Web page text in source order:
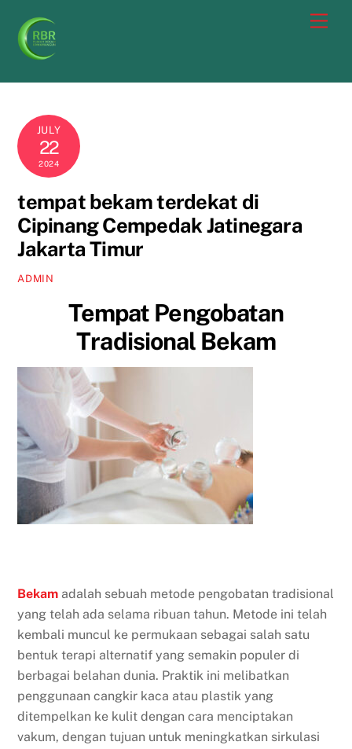
content
JULY
22
2024
tempat bekam terdekat di
Cipinang Cempedak Jatinegara
Jakarta Timur
ADMIN
Tempat Pengobatan
Tradisional Bekam
Bekam adalah sebuah metode pengobatan tradisional
yang telah ada selama ribuan tahun. Metode ini telah
kembali muncul ke permukaan sebagai salah satu
bentuk terapi alternatif yang semakin populer di
berbagai belahan dunia. Praktik ini melibatkan
penggunaan cangkir kaca atau plastik yang
ditempelkan ke kulit dengan cara menciptakan
vakum, dengan tujuan untuk meningkatkan sirkulasi